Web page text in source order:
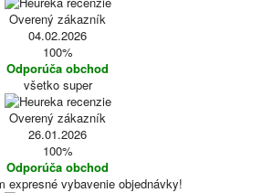
Overený zákazník
04.02.2026
100%
Odporúča obchod
všetko super
Overený zákazník
26.01.2026
100%
Odporúča obchod
expresné vybavenie objednávky!